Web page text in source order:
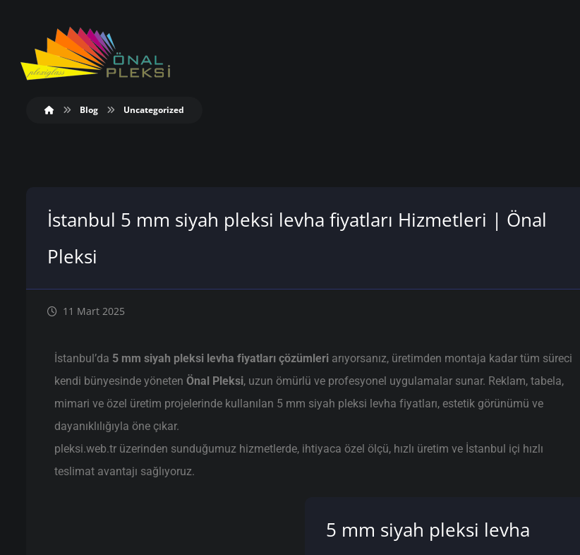
Blog Uncategorized
İstanbul 5 mm siyah pleksi levha fiyatları Hizmetleri | Önal
Pleksi
11 Mart 2025
İstanbul’da 5 mm siyah pleksi levha fiyatları çözümleri arıyorsanız, üretimden montaja kadar tüm süreci
kendi bünyesinde yöneten Önal Pleksi, uzun ömürlü ve profesyonel uygulamalar sunar. Reklam, tabela,
mimari ve özel üretim projelerinde kullanılan 5 mm siyah pleksi levha fiyatları, estetik görünümü ve
dayanıklılığıyla öne çıkar.
pleksi.web.tr üzerinden sunduğumuz hizmetlerde, ihtiyaca özel ölçü, hızlı üretim ve İstanbul içi hızlı
teslimat avantajı sağlıyoruz.
5 mm siyah pleksi levha